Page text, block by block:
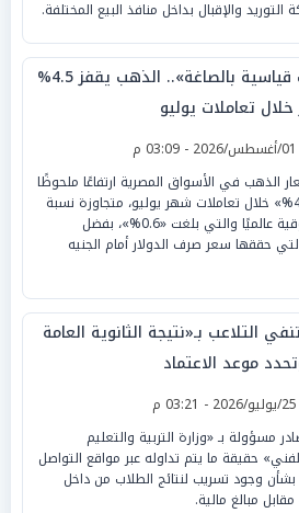
التوريد والإقبال بداخل منافذ البيع المختلفة.
«مكاسب قياسية بالصاغة».. الذهب يقفز 4.5%
تعاملات يوليو
الذهب في الأسواق المصرية ارتفاعًا ملحوظًا
بنسبة «4.5%» خلال تعاملات شهر يوليو، متجاوزة نسبة
صعود الأوقية عالميًا والتي بلغت «0.6%»، بفضل
حققها سعر صرف الدولار أمام الجنيه
التلاعب بـ«نتيجة الثانوية العامة
مسؤولة بـ «وزارة التربية والتعليم
حقيقة ما يتم تداوله عبر مواقع التواصل
بشأن وجود تسريب لنتائج الطلاب من داخل
مقابل مبالغ مالية.